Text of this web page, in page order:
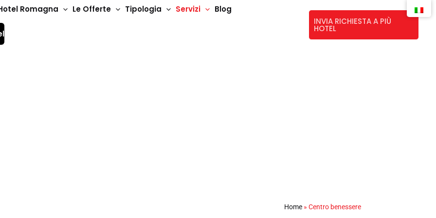
Romagna Le Offerte Tipologia Servizi Blog
INVIA RICHIESTA A PIÙ
HOTEL
Home » Centro benessere